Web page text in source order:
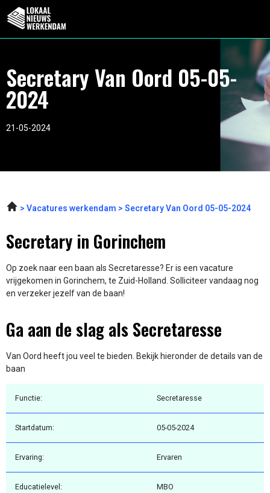
Secretary Van Oord 05-05-
2024
21-05-2024
Vacatures werkendam Secretary Van Oord 05-05-2024
Secretary in Gorinchem
Op zoek naar een baan als Secretaresse? Er is een vacature
vrijgekomen in Gorinchem, te Zuid-Holland. Solliciteer vandaag nog
en verzeker jezelf van de baan!
Ga aan de slag als Secretaresse
Van Oord heeft jou veel te bieden. Bekijk hieronder de details van de
baan
Functie: Secretaresse
Startdatum: 05-05-2024
Ervaring: Ervaren
Educatielevel: MBO